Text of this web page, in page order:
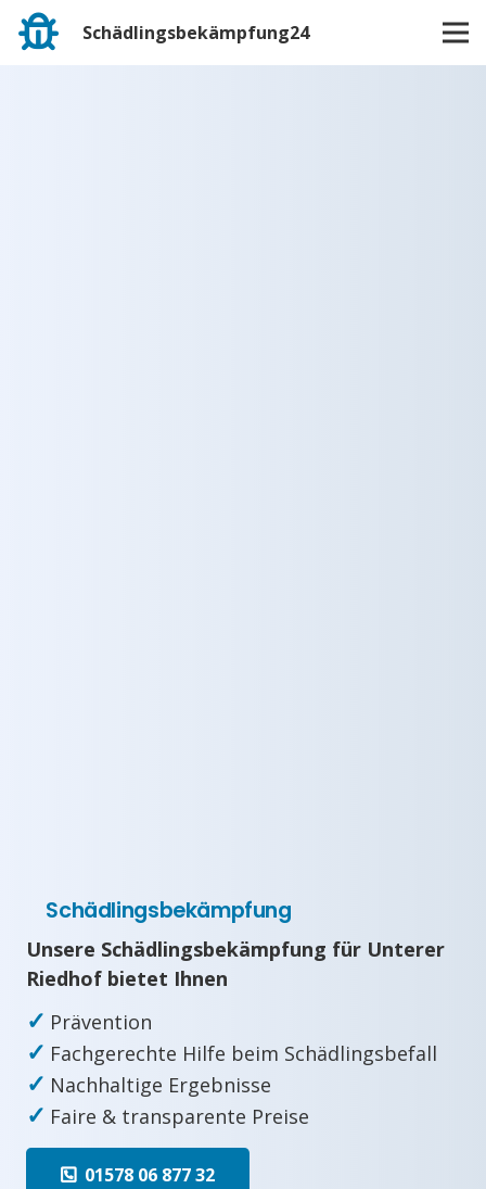
Schädlingsbekämpfung24
Schädlingsbekämpfung
Unsere Schädlingsbekämpfung für Unterer
Riedhof bietet Ihnen
✓ Prävention
✓ Fachgerechte Hilfe beim Schädlingsbefall
✓ Nachhaltige Ergebnisse
✓ Faire & transparente Preise
01578 06 877 32